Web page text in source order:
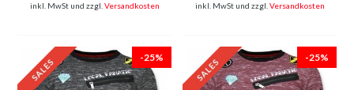
inkl. MwSt und zzgl. Versandkosten inkl. MwSt und zzgl. Versandkosten
-25% -25%